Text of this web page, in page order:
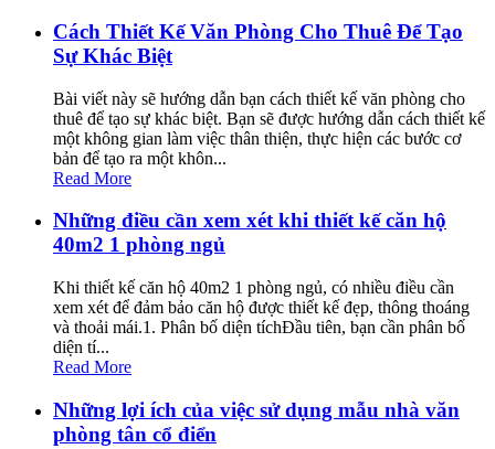
Cách Thiết Kế Văn Phòng Cho Thuê Để Tạo
Sự Khác Biệt
Bài viết này sẽ hướng dẫn bạn cách thiết kế văn phòng cho
thuê để tạo sự khác biệt. Bạn sẽ được hướng dẫn cách thiết kế
một không gian làm việc thân thiện, thực hiện các bước cơ
bản để tạo ra một khôn...
Read More
Những điều cần xem xét khi thiết kế căn hộ
40m2 1 phòng ngủ
Khi thiết kế căn hộ 40m2 1 phòng ngủ, có nhiều điều cần
xem xét để đảm bảo căn hộ được thiết kế đẹp, thông thoáng
và thoải mái.1. Phân bố diện tíchĐầu tiên, bạn cần phân bố
diện tí...
Read More
Những lợi ích của việc sử dụng mẫu nhà văn
phòng tân cổ điển